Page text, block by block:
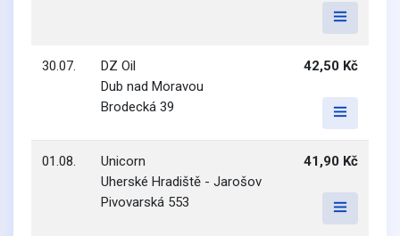
30.07.
DZ Oil
Dub nad Moravou
Brodecká 39
42,50 Kč
01.08.
Unicorn
Uherské Hradiště - Jarošov
Pivovarská 553
41,90 Kč